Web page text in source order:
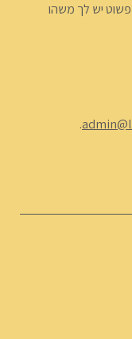
יש לך משהו
.